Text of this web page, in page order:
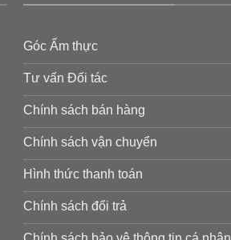
Góc Ẩm thực
Tư vấn Đối tác
Chính sách bán hàng
Chính sách vận chuyển
Hình thức thanh toán
Chính sách đổi trả